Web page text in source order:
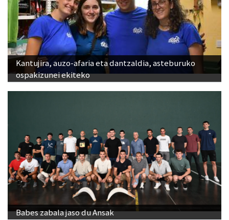
Kantujira, auzo-afaria eta dantzaldia, asteburuko
ospakizunei ekiteko
Babes zabala jaso du Ansak